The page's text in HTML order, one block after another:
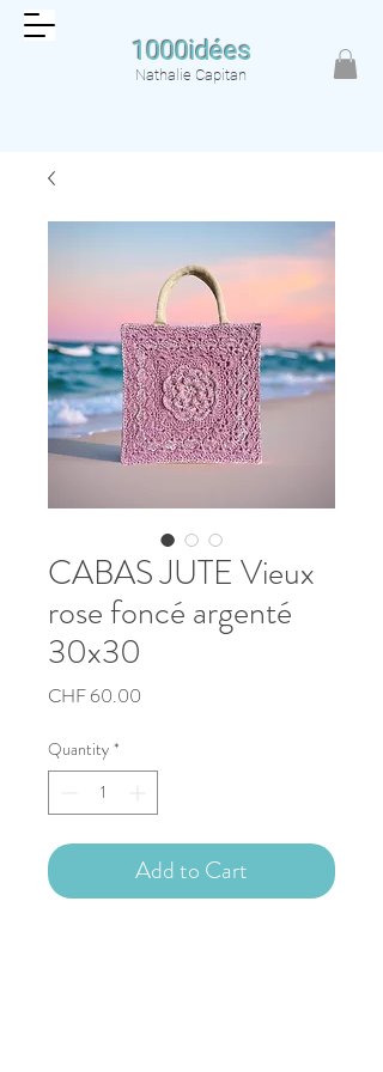
1000idées
Nathalie Capitan
CABAS JUTE Vieux
rose foncé argenté
30x30
CHF 60.00
Quantity *
Add to Cart